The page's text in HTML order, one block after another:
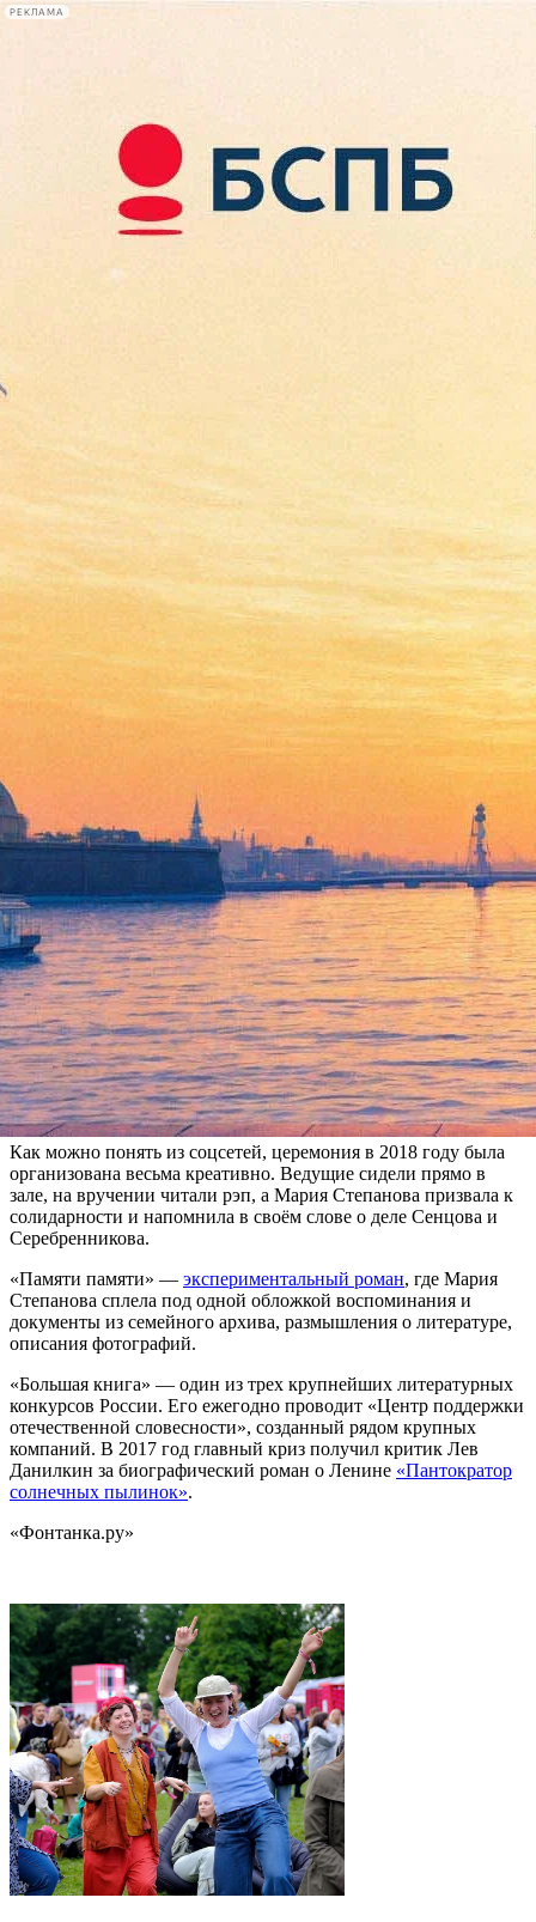
РЕКЛАМА
Сегодня:
2026.08.09
14:30
Афиша Plus
На премии «Большая книга»
напомнили о Серебренникове
и Сенцове
Версия для печати
Победителем национальной литературной премии «Большая
книга» стала Мария Степанова за роман «Памяти памяти».
Редактор портала о культуре Colta.ru, поэт и прозаик получит
награду в 3 миллиона рублей.
Итоги конкурса подведены вечером 4 декабря в Москве.
Второе место получил Александр Архангельский за роман
«Бюро проверки», третье — Дмитрий Быковза роман
«Июнь». Кроме, два Telegram-канала — greenlampbooks
Евгении Лисицыной и kniginya Веры Котенко — впервые
получили премию «Литблог» для блогеров. А Людмилу
Петрушевскую наградили за вклад в литературу.
Как можно понять из соцсетей, церемония в 2018 году была
организована весьма креативно. Ведущие сидели прямо в
зале, на вручении читали рэп, а Мария Степанова призвала к
солидарности и напомнила в своём слове о деле Сенцова и
Серебренникова.
«Памяти памяти» — экспериментальный роман, где Мария
Степанова сплела под одной обложкой воспоминания и
документы из семейного архива, размышления о литературе,
описания фотографий.
«Большая книга» — один из трех крупнейших литературных
конкурсов России. Его ежегодно проводит «Центр поддержки
отечественной словесности», созданный рядом крупных
компаний. В 2017 год главный криз получил критик Лев
Данилкин за биографический роман о Ленине «Пантократор
солнечных пылинок».
«Фонтанка.ру»